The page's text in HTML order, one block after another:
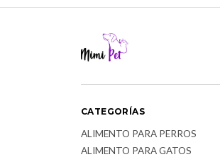
CATEGORÍAS
ALIMENTO PARA PERROS
ALIMENTO PARA GATOS